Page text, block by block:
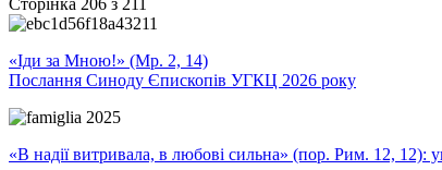
Сторінка 206 з 211
«Іди за Мною!» (Мр. 2, 14)
Послання Синоду Єпископів УГКЦ 2026 року
«В надії витривала, в любові сильна» (пор. Рим. 12,